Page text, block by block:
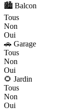
🏙️ Balcon
Tous
Non
Oui
🚗 Garage
Tous
Non
Oui
🌻 Jardin
Tous
Non
Oui